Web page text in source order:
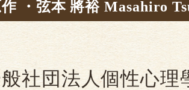
作 ・弦本 將裕 Masahiro
社団法人個性心理